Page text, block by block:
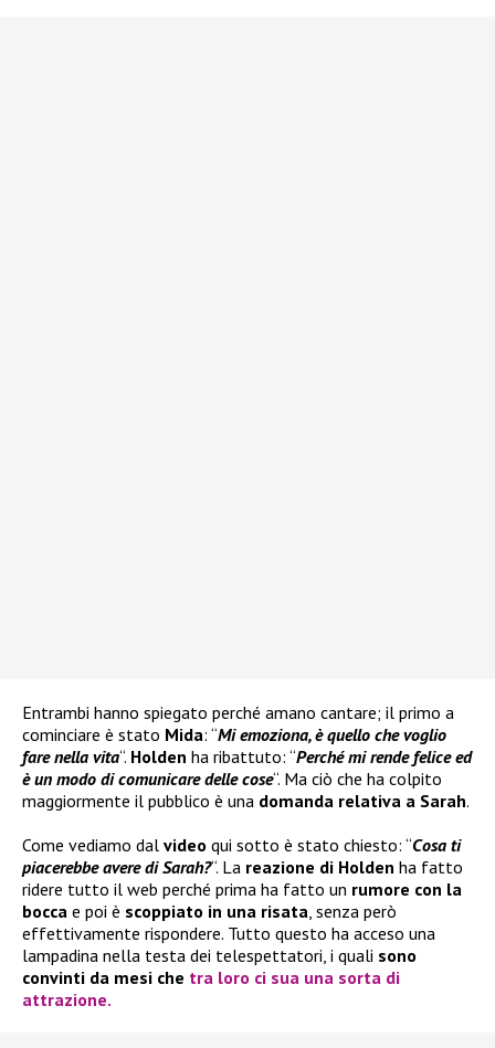
Entrambi hanno spiegato perché amano cantare; il primo a
cominciare è stato Mida: “Mi emoziona, è quello che voglio
fare nella vita“. Holden ha ribattuto: “Perché mi rende felice ed
è un modo di comunicare delle cose“. Ma ciò che ha colpito
maggiormente il pubblico è una domanda relativa a Sarah.
Come vediamo dal video qui sotto è stato chiesto: “Cosa ti
piacerebbe avere di Sarah?“. La reazione di Holden ha fatto
ridere tutto il web perché prima ha fatto un rumore con la
bocca e poi è scoppiato in una risata, senza però
effettivamente rispondere. Tutto questo ha acceso una
lampadina nella testa dei telespettatori, i quali sono
convinti da mesi che tra loro ci sua una sorta di
attrazione.